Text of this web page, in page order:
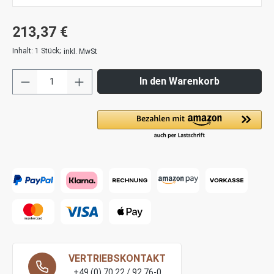
213,37 €
Inhalt: 1 Stück; inkl. MwSt
In den Warenkorb
VERTRIEBSKONTAKT
+49 (0) 70 22 / 92 76-0